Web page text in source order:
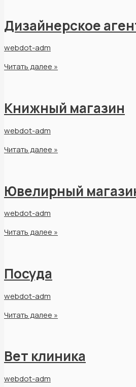
Дизайнерское
webdot-adm
Читать далее »
Книжный магазин
webdot-adm
Читать далее »
Ювелирный
webdot-adm
Читать далее »
Посуда
webdot-adm
Читать далее »
Вет клиника
webdot-adm